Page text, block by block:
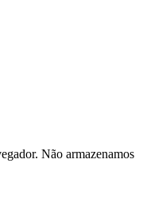
Não armazenamos